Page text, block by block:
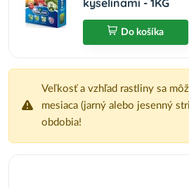
kyselinami - 1KG
Do košíka
Veľkosť a vzhľad rastliny sa
mesiaca (jarný alebo jesenný
obdobia!